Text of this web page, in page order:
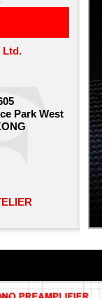
Ltd.
Park West